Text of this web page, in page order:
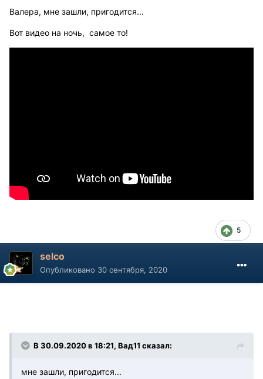
Валера, мне зашли, пригодится...
Вот видео на ночь, самое то!
5
selco
Опубликовано 30 сентября, 2020
В 30.09.2020 в 18:21, Вад11 сказал:
мне зашли, пригодится...